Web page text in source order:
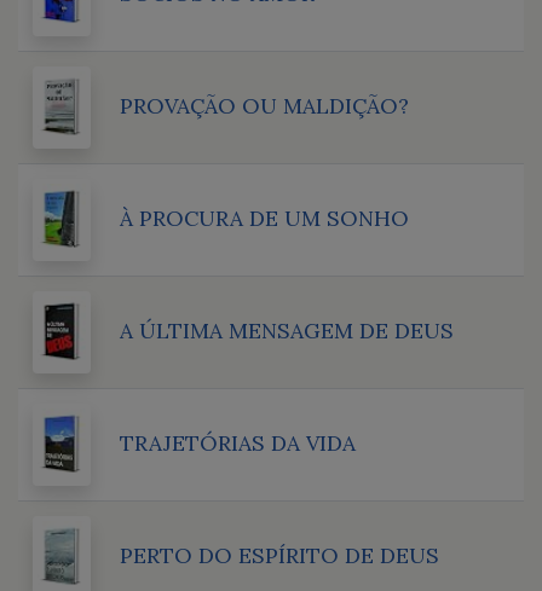
PROVAÇÃO OU MALDIÇÃO?
À PROCURA DE UM SONHO
A ÚLTIMA MENSAGEM DE DEUS
TRAJETÓRIAS DA VIDA
PERTO DO ESPÍRITO DE DEUS